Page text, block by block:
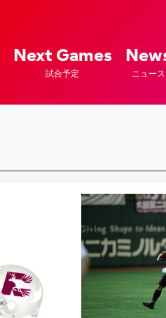
Next Games
試合予定 ニュース